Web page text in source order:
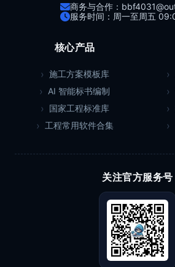
商务与合作：
服务时间：周一至周五
核心产品
施工方案模板库
AI 智能标书编制
国家工程标准库
工程常用软件合集
关注官方服务号